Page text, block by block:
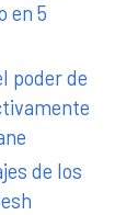
en 5
poder de
de los